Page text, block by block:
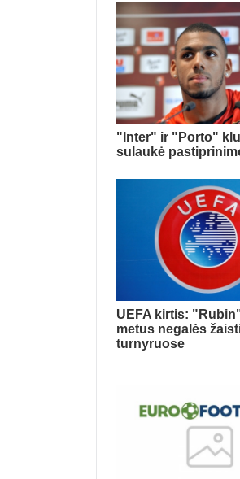
"Inter" ir "Porto"
sulaukė
UEFA kirtis:
metus negalės
turnyruose